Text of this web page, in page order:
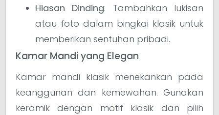
Hiasan Dinding: Tambahkan lukisan
atau foto dalam bingkai klasik untuk
memberikan sentuhan pribadi.
Kamar Mandi yang Elegan
Kamar mandi klasik menekankan pada
keanggunan dan kemewahan. Gunakan
keramik dengan motif klasik dan pilih